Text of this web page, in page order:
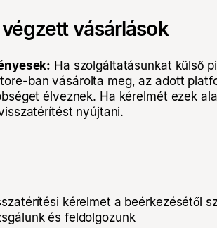
vásárlások
Ha szolgáltatásunkat külső
ban vásárolta meg, az adott
élveznek. Ha kérelmét ezek
nyújtani.
kérelmet a beérkezésétől
és feldolgozunk